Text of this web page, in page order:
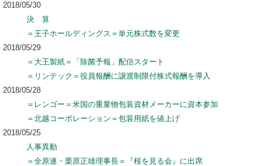
2018/05/30
決 算
＝王子ホールディングス＝単元株式数を変更
2018/05/29
＝大王製紙＝「除菌予報」配信スタート
＝リンテック＝役員報酬に譲渡制限付株式報酬を導入
2018/05/28
＝レンゴー＝米国の重量物包装資材メーカーに資本参加
＝北越コーポレーション＝包装用紙を値上げ
2018/05/25
人事異動
＝全原連・栗原正雄理事長＝『桜を見る会』に出席